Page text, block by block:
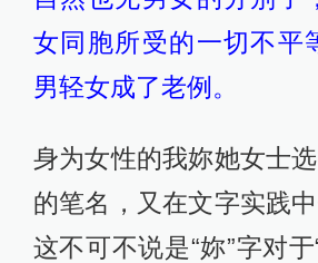
女同胞所受的一切不
男轻女成了老例。
身为女性的我妳她女士
的笔名，又在文字实践中
这不可不说是“妳”字对